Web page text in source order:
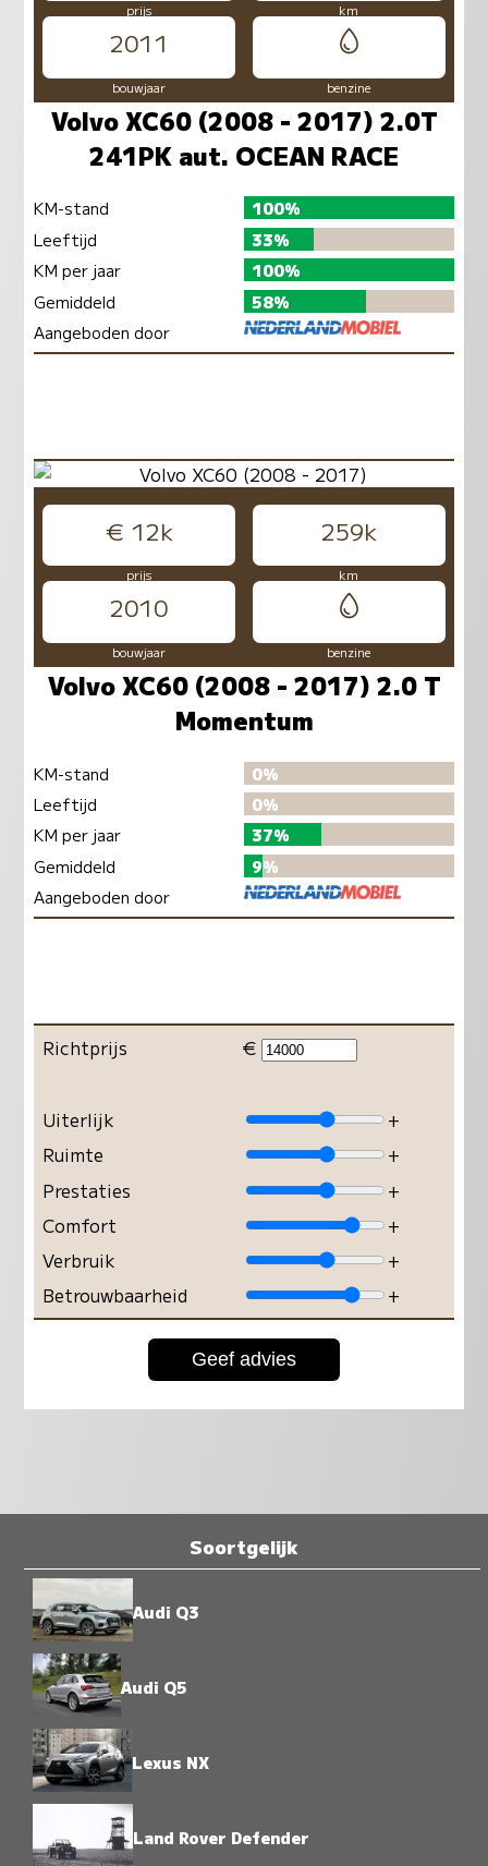
prijs km
2011
bouwjaar benzine
Volvo XC60 (2008 - 2017) 2.0T
241PK aut. OCEAN RACE
KM-stand
100%
Leeftijd
33%
KM per jaar
100%
Gemiddeld
58%
Aangeboden door
€ 12k 259k
prijs km
2010
bouwjaar benzine
Volvo XC60 (2008 - 2017) 2.0 T
Momentum
KM-stand
0%
Leeftijd
0%
KM per jaar
37%
Gemiddeld
9%
Aangeboden door
Richtprijs €
Uiterlijk
+
Ruimte
+
Prestaties
+
Comfort
+
Verbruik
+
Betrouwbaarheid
+
Soortgelijk
Audi Q3
Audi Q5
Lexus NX
Land Rover Defender